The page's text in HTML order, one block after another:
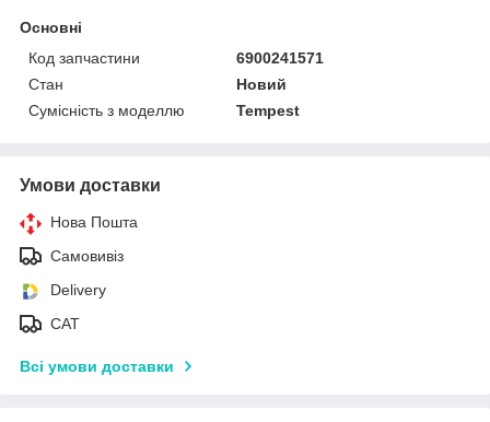
Основні
Код запчастини
6900241571
Стан
Новий
Сумісність з моделлю
Tempest
Умови доставки
Нова Пошта
Самовивіз
Delivery
САТ
Всі умови доставки